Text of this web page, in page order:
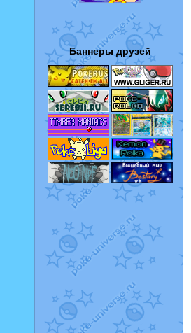
Баннеры друзей